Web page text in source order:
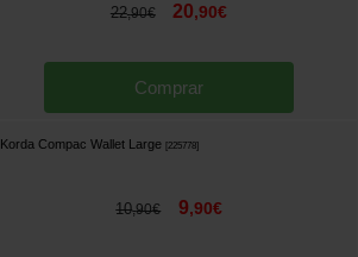
22,90€ 20,90€
Comprar
Korda Compac Wallet Large [225778]
10,90€ 9,90€